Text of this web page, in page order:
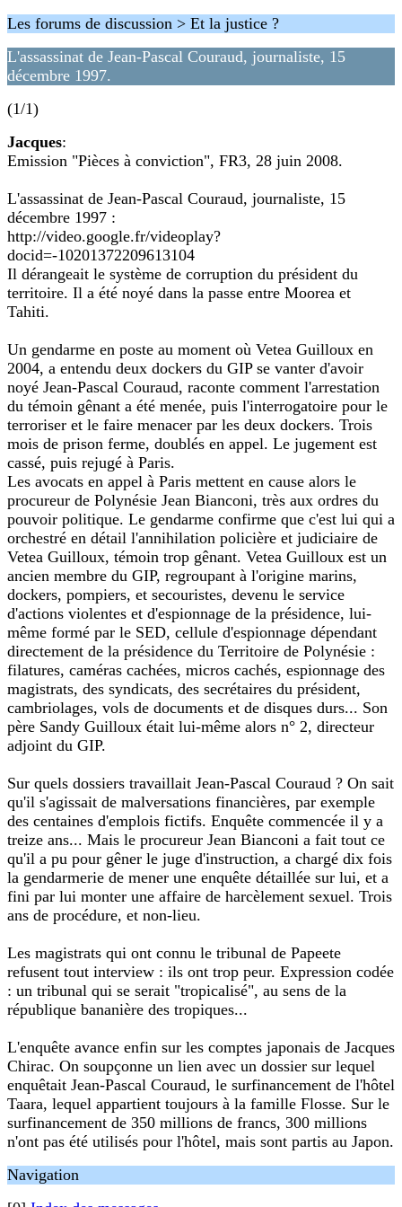
Les forums de discussion > Et la justice ?
L'assassinat de Jean-Pascal Couraud, journaliste, 15
décembre 1997.
(1/1)
Jacques:
Emission "Pièces à conviction", FR3, 28 juin 2008.
L'assassinat de Jean-Pascal Couraud, journaliste, 15
décembre 1997 :
http://video.google.fr/videoplay?
docid=-10201372209613104
Il dérangeait le système de corruption du président du
territoire. Il a été noyé dans la passe entre Moorea et
Tahiti.
Un gendarme en poste au moment où Vetea Guilloux en
2004, a entendu deux dockers du GIP se vanter d'avoir
noyé Jean-Pascal Couraud, raconte comment l'arrestation
du témoin gênant a été menée, puis l'interrogatoire pour le
terroriser et le faire menacer par les deux dockers. Trois
mois de prison ferme, doublés en appel. Le jugement est
cassé, puis rejugé à Paris.
Les avocats en appel à Paris mettent en cause alors le
procureur de Polynésie Jean Bianconi, très aux ordres du
pouvoir politique. Le gendarme confirme que c'est lui qui a
orchestré en détail l'annihilation policière et judiciaire de
Vetea Guilloux, témoin trop gênant. Vetea Guilloux est un
ancien membre du GIP, regroupant à l'origine marins,
dockers, pompiers, et secouristes, devenu le service
d'actions violentes et d'espionnage de la présidence, lui-
même formé par le SED, cellule d'espionnage dépendant
directement de la présidence du Territoire de Polynésie :
filatures, caméras cachées, micros cachés, espionnage des
magistrats, des syndicats, des secrétaires du président,
cambriolages, vols de documents et de disques durs... Son
père Sandy Guilloux était lui-même alors n° 2, directeur
adjoint du GIP.
Sur quels dossiers travaillait Jean-Pascal Couraud ? On sait
qu'il s'agissait de malversations financières, par exemple
des centaines d'emplois fictifs. Enquête commencée il y a
treize ans... Mais le procureur Jean Bianconi a fait tout ce
qu'il a pu pour gêner le juge d'instruction, a chargé dix fois
la gendarmerie de mener une enquête détaillée sur lui, et a
fini par lui monter une affaire de harcèlement sexuel. Trois
ans de procédure, et non-lieu.
Les magistrats qui ont connu le tribunal de Papeete
refusent tout interview : ils ont trop peur. Expression codée
: un tribunal qui se serait "tropicalisé", au sens de la
république bananière des tropiques...
L'enquête avance enfin sur les comptes japonais de Jacques
Chirac. On soupçonne un lien avec un dossier sur lequel
enquêtait Jean-Pascal Couraud, le surfinancement de l'hôtel
Taara, lequel appartient toujours à la famille Flosse. Sur le
surfinancement de 350 millions de francs, 300 millions
n'ont pas été utilisés pour l'hôtel, mais sont partis au Japon.
Navigation